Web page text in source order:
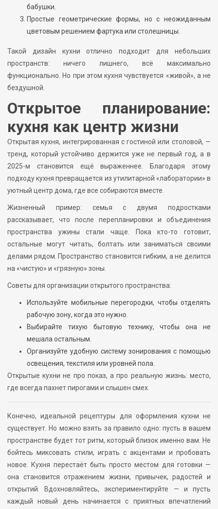
бабушки.
Простые геометрические формы, но с неожиданным
цветовым решением фартука или столешницы.
Такой дизайн кухни отлично подходит для небольших
пространств: ничего лишнего, всё максимально
функционально. Но при этом кухня чувствуется «живой», а не
бездушной.
Открытое планирование:
кухня как центр жизни
Открытая кухня, интегрированная с гостиной или столовой, —
тренд, который устойчиво держится уже не первый год, а в
2025-м становится ещё выраженнее. Благодаря этому
подходу кухня превращается из утилитарной «лаборатории» в
уютный центр дома, где все собираются вместе.
Жизненный пример: семья с двумя подростками
рассказывает, что после перепланировки и объединения
пространства ужины стали чаще. Пока кто-то готовит,
остальные могут читать, болтать или заниматься своими
делами рядом. Пространство становится гибким, а не делится
на «чистую» и «грязную» зоны.
Советы для организации открытого пространства:
Используйте мобильные перегородки, чтобы отделять
рабочую зону, когда это нужно.
Выбирайте тихую бытовую технику, чтобы она не
мешала остальным.
Организуйте удобную систему зонирования с помощью
освещения, текстиля или уровней пола.
Открытые кухни не про показ, а про реальную жизнь: место,
где всегда пахнет пирогами и слышен смех.
Конечно, идеальной рецептуры для оформления кухни не
существует. Но можно взять за правило одно: пусть в вашем
пространстве будет тот ритм, который близок именно вам. Не
бойтесь миксовать стили, играть с акцентами и пробовать
новое. Кухня перестаёт быть просто местом для готовки —
она становится отражением жизни, привычек, радостей и
открытий. Вдохновляйтесь, экспериментируйте — и пусть
каждый новый день начинается с приятных впечатлений